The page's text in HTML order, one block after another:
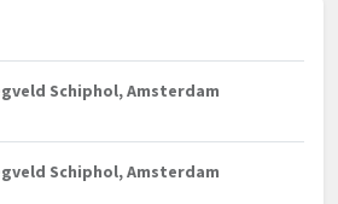
Schiphol, Amsterdam
Schiphol, Amsterdam